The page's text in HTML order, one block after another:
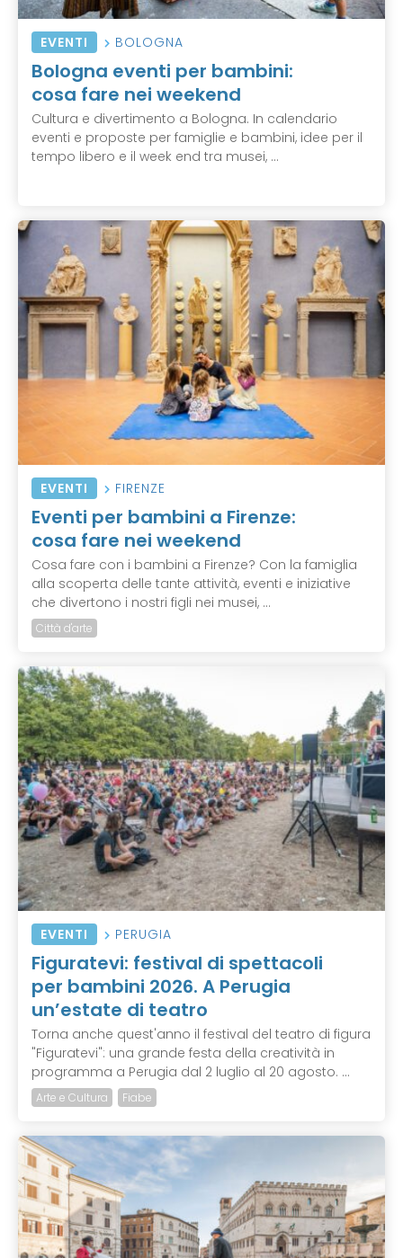
EVENTI BOLOGNA
Bologna eventi per bambini:
cosa fare nei weekend
Cultura e divertimento a Bologna. In calendario
eventi e proposte per famiglie e bambini, idee per il
tempo libero e il week end tra musei, ...
EVENTI FIRENZE
Eventi per bambini a Firenze:
cosa fare nei weekend
Cosa fare con i bambini a Firenze? Con la famiglia
alla scoperta delle tante attività, eventi e iniziative
che divertono i nostri figli nei musei, ...
Città d'arte
EVENTI PERUGIA
Figuratevi: festival di spettacoli
per bambini 2026. A Perugia
un’estate di teatro
Torna anche quest'anno il festival del teatro di figura
"Figuratevi": una grande festa della creatività in
programma a Perugia dal 2 luglio al 20 agosto. ...
Arte e Cultura Fiabe